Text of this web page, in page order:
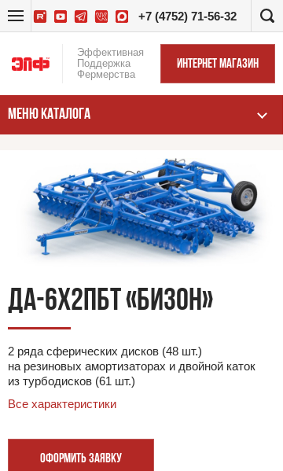
+7 (4752) 71-56-32
Эффективная
Поддержка
Фермерства
ИНТЕРНЕТ МАГАЗИН
МЕНЮ КАТАЛОГА
ДА-6Х2ПБТ «БИЗОН»
2 ряда сферических дисков (48 шт.)
на резиновых амортизаторах и двойной каток
из турбодисков (61 шт.)
Все характеристики
ОФОРМИТЬ ЗАЯВКУ